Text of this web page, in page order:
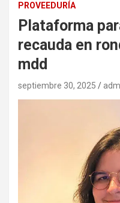
PROVEEDURÍA
Plataforma
recauda en
mdd
septiembre 30, 2025